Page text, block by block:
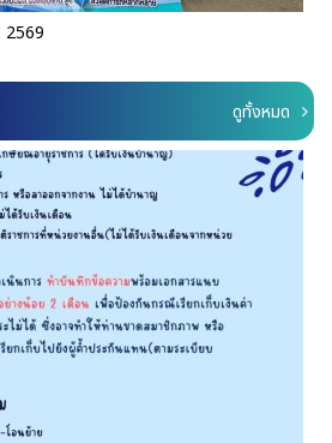
2569
ดูทั้งหมด